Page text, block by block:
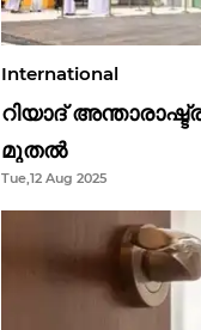
International
റിയാദ്
മുതൽ
Tue,12 Aug 2025